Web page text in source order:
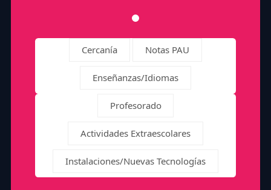
Cercanía Notas PAU
Enseñanzas/Idiomas
Profesorado
Actividades Extraescolares
Instalaciones/Nuevas Tecnologías